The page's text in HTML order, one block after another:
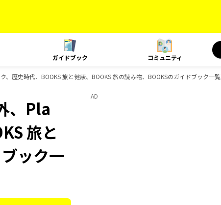
ガイドブック コミュニティ
歴史時代、BOOKS 旅と健康、BOOKS 旅の読み物、BOOKSのガイドブック一覧
、Pla
旅と
ック一
AD